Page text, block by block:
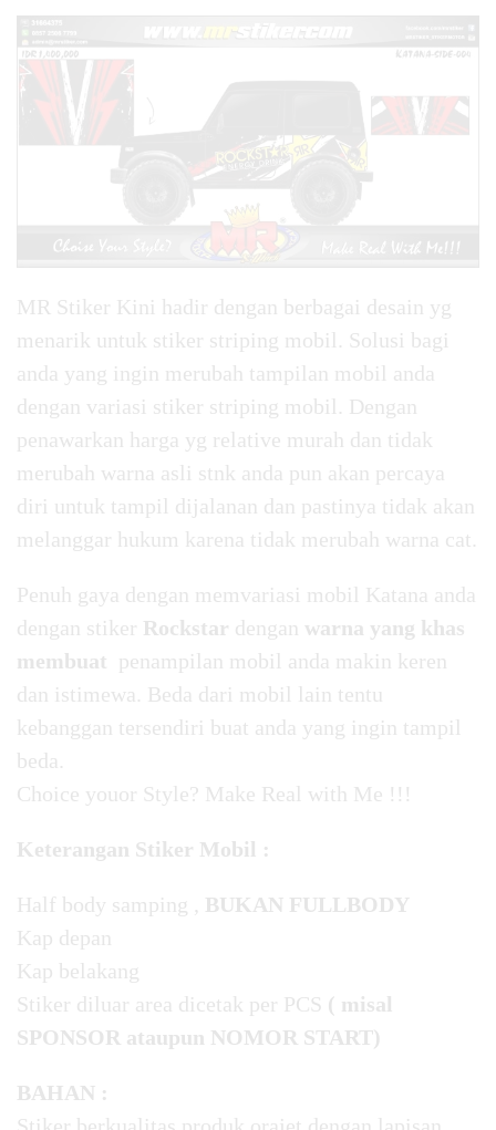
MR Stiker Kini hadir dengan berbagai desain yg
menarik untuk stiker striping mobil. Solusi bagi
anda yang ingin merubah tampilan mobil anda
dengan variasi stiker striping mobil. Dengan
penawarkan harga yg relative murah dan tidak
merubah warna asli stnk anda pun akan percaya
diri untuk tampil dijalanan dan pastinya tidak akan
melanggar hukum karena tidak merubah warna cat.
Penuh gaya dengan memvariasi mobil Katana anda
dengan stiker Rockstar dengan warna yang khas
membuat penampilan mobil anda makin keren
dan istimewa. Beda dari mobil lain tentu
kebanggan tersendiri buat anda yang ingin tampil
beda.
Choice youor Style? Make Real with Me !!!
Keterangan Stiker Mobil :
Half body samping , BUKAN FULLBODY
Kap depan
Kap belakang
Stiker diluar area dicetak per PCS ( misal
SPONSOR ataupun NOMOR START)
BAHAN :